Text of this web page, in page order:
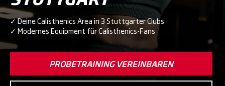
✓ Deine Calisthenics Area in 3 Stuttgarter Clubs
✓ Modernes Equipment für Calisthenics-Fans
PROBETRAINING VEREINBAREN